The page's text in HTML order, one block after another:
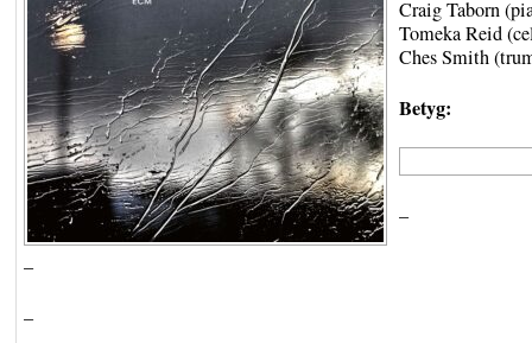
Craig Taborn
Tomeka Reid
Ches Smith
Betyg:
–
–
–